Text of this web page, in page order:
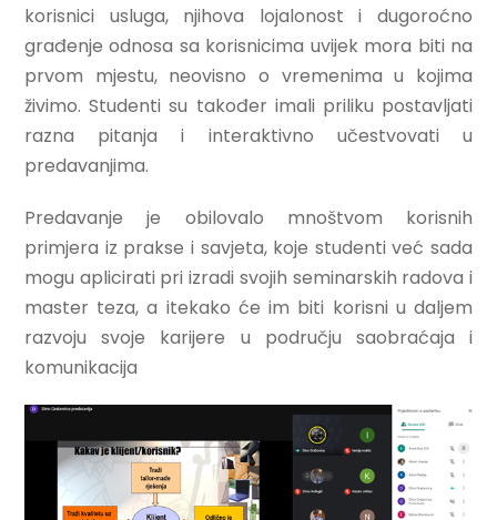
korisnici usluga, njihova lojalonost i dugoroćno
građenje odnosa sa korisnicima uvijek mora biti na
prvom mjestu, neovisno o vremenima u kojima
živimo. Studenti su također imali priliku postavljati
razna pitanja i interaktivno učestvovati u
predavanjima.
Predavanje je obilovalo mnoštvom korisnih
primjera iz prakse i savjeta, koje studenti već sada
mogu aplicirati pri izradi svojih seminarskih radova i
master teza, a itekako će im biti korisni u daljem
razvoju svoje karijere u području saobraćaja i
komunikacija